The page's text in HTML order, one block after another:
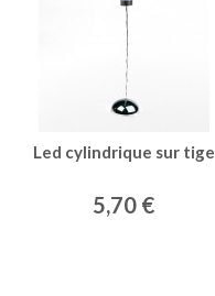
Led cylindrique sur tige
5,70 €